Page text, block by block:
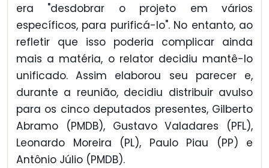
era "desdobrar o projeto em vários
específicos, para purificá-lo". No entanto, ao
refletir que isso poderia complicar ainda
mais a matéria, o relator decidiu mantê-lo
unificado. Assim elaborou seu parecer e,
durante a reunião, decidiu distribuir avulso
para os cinco deputados presentes, Gilberto
Abramo (PMDB), Gustavo Valadares (PFL),
Leonardo Moreira (PL), Paulo Piau (PP) e
Antônio Júlio (PMDB).